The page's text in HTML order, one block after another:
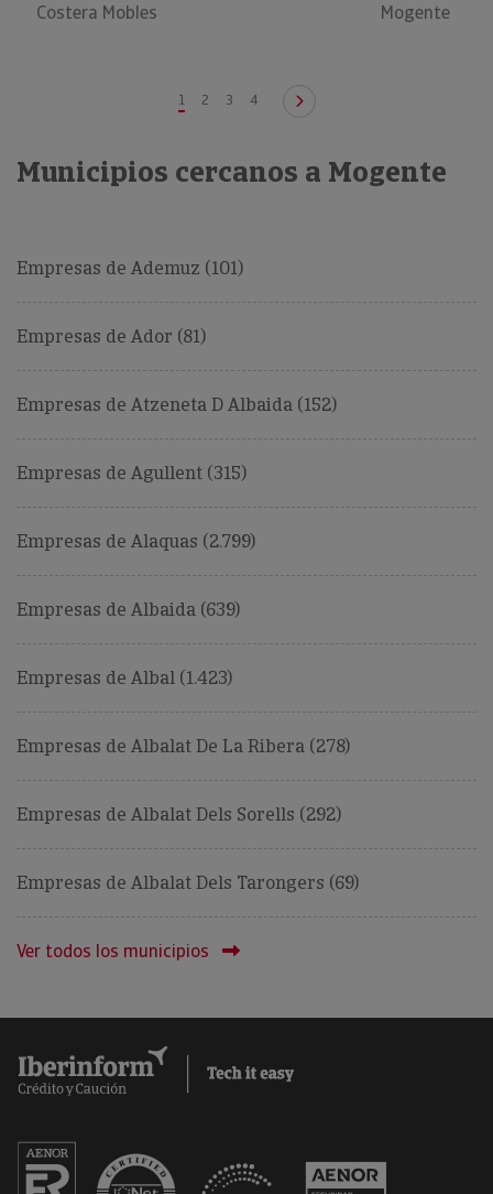
Costera Mobles Mogente
1 2 3 4
Municipios cercanos a Mogente
Empresas de Ademuz (101)
Empresas de Ador (81)
Empresas de Atzeneta D Albaida (152)
Empresas de Agullent (315)
Empresas de Alaquas (2.799)
Empresas de Albaida (639)
Empresas de Albal (1.423)
Empresas de Albalat De La Ribera (278)
Empresas de Albalat Dels Sorells (292)
Empresas de Albalat Dels Tarongers (69)
Ver todos los municipios